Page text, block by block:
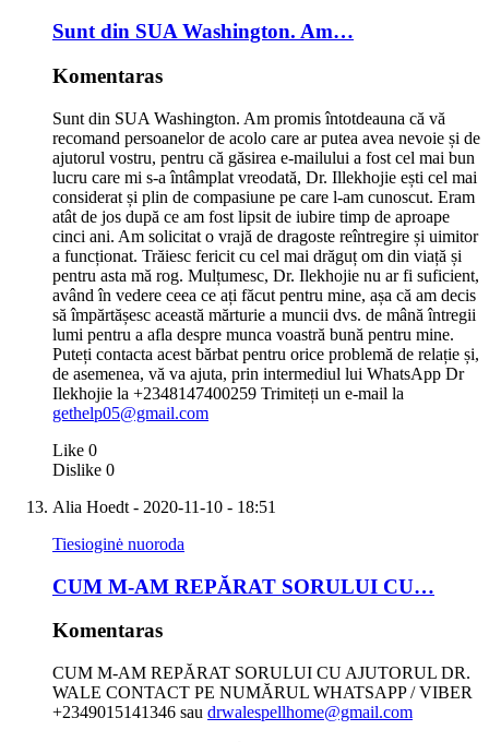
Sunt din SUA Washington. Am…
Komentaras
Sunt din SUA Washington. Am promis întotdeauna că vă
recomand persoanelor de acolo care ar putea avea nevoie și de
ajutorul vostru, pentru că găsirea e-mailului a fost cel mai bun
lucru care mi s-a întâmplat vreodată, Dr. Illekhojie ești cel mai
considerat și plin de compasiune pe care l-am cunoscut. Eram
atât de jos după ce am fost lipsit de iubire timp de aproape
cinci ani. Am solicitat o vrajă de dragoste reîntregire și uimitor
a funcționat. Trăiesc fericit cu cel mai drăguț om din viață și
pentru asta mă rog. Mulțumesc, Dr. Ilekhojie nu ar fi suficient,
având în vedere ceea ce ați făcut pentru mine, așa că am decis
să împărtășesc această mărturie a muncii dvs. de mână întregii
lumi pentru a afla despre munca voastră bună pentru mine.
Puteți contacta acest bărbat pentru orice problemă de relație și,
de asemenea, vă va ajuta, prin intermediul lui WhatsApp Dr
Ilekhojie la +2348147400259 Trimiteți un e-mail la
gethelp05@gmail.com
Like 0
Dislike 0
Alia Hoedt - 2020-11-10 - 18:51
Tiesioginė nuoroda
CUM M-AM REPĂRAT SORULUI CU…
Komentaras
CUM M-AM REPĂRAT SORULUI CU AJUTORUL DR.
WALE CONTACT PE NUMĂRUL WHATSAPP / VIBER
+2349015141346 sau drwalespellhome@gmail.com